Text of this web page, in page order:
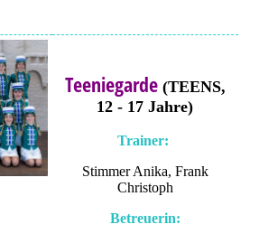
Teeniegarde(TEENS,
12 - 17 Jahre)
Trainer:
Stimmer Anika, Frank
Christoph
Betreuerin: